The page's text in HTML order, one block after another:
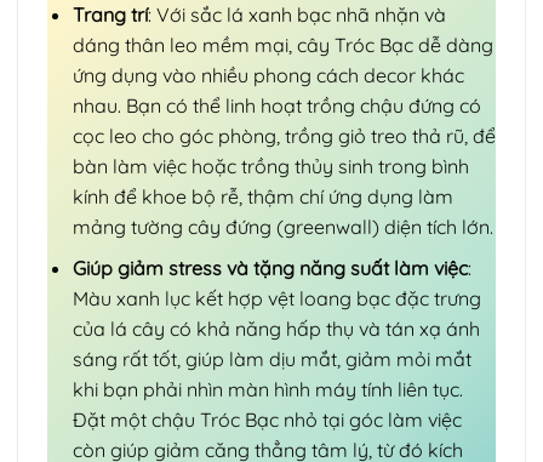
Trang trí: Với sắc lá xanh bạc nhã nhặn và
dáng thân leo mềm mại, cây Tróc Bạc dễ dàng
ứng dụng vào nhiều phong cách decor khác
nhau. Bạn có thể linh hoạt trồng chậu đứng có
cọc leo cho góc phòng, trồng giỏ treo thả rũ, để
bàn làm việc hoặc trồng thủy sinh trong bình
kính để khoe bộ rễ, thậm chí ứng dụng làm
mảng tường cây đứng (greenwall) diện tích lớn.
Giúp giảm stress và tặng năng suất làm việc:
Màu xanh lục kết hợp vệt loang bạc đặc trưng
của lá cây có khả năng hấp thụ và tán xạ ánh
sáng rất tốt, giúp làm dịu mắt, giảm mỏi mắt
khi bạn phải nhìn màn hình máy tính liên tục.
Đặt một chậu Tróc Bạc nhỏ tại góc làm việc
còn giúp giảm căng thẳng tâm lý, từ đó kích